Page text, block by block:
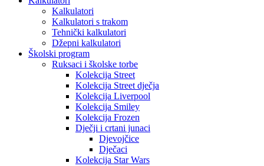
Kalkulatori
Kalkulatori s trakom
Tehnički kalkulatori
Džepni kalkulatori
Školski program
Ruksaci i školske torbe
Kolekcija Street
Kolekcija Street dječja
Kolekcija Liverpool
Kolekcija Smiley
Kolekcija Frozen
Dječji i crtani junaci
Djevojčice
Dječaci
Kolekcija Star Wars